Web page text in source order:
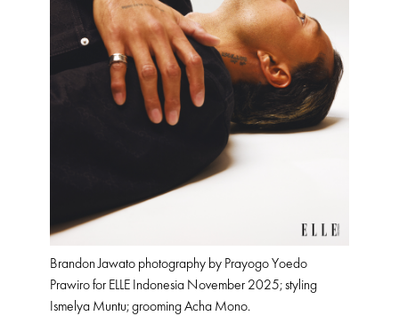
Brandon Jawato photography by Prayogo Yoedo
Prawiro for ELLE Indonesia November 2025; styling
Ismelya Muntu; grooming Acha Mono.